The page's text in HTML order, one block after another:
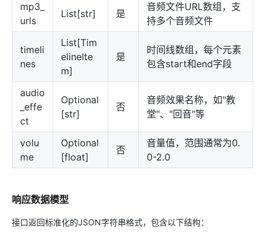
mp3_
urls
List[str] 是
音频文件URL数组，支
持多个音频文件
timeli
nes
List[Tim
elineIte
m]
是
时间线数组，每个元素
包含start和end字段
audio
_effe
ct
Optional
[str]
否
音频效果名称，如"教
堂"、"回音"等
volu
me
Optional
[float]
否
音量值，范围通常为0.
0-2.0
响应数据模型
接口返回标准化的JSON字符串格式，包含以下结构：